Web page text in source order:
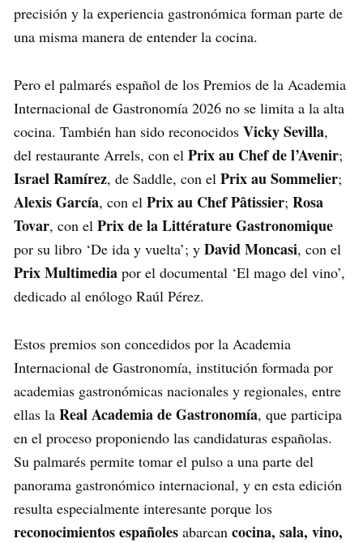
precisión y la experiencia gastronómica forman parte de
una misma manera de entender la cocina.
Pero el palmarés español de los Premios de la Academia
Internacional de Gastronomía 2026 no se limita a la alta
cocina. También han sido reconocidos Vicky Sevilla,
del restaurante Arrels, con el Prix au Chef de l’Avenir;
Israel Ramírez, de Saddle, con el Prix au Sommelier;
Alexis García, con el Prix au Chef Pâtissier; Rosa
Tovar, con el Prix de la Littérature Gastronomique
por su libro ‘De ida y vuelta’; y David Moncasi, con el
Prix Multimedia por el documental ‘El mago del vino’,
dedicado al enólogo Raúl Pérez.
Estos premios son concedidos por la Academia
Internacional de Gastronomía, institución formada por
academias gastronómicas nacionales y regionales, entre
ellas la Real Academia de Gastronomía, que participa
en el proceso proponiendo las candidaturas españolas.
Su palmarés permite tomar el pulso a una parte del
panorama gastronómico internacional, y en esta edición
resulta especialmente interesante porque los
reconocimientos españoles abarcan cocina, sala, vino,